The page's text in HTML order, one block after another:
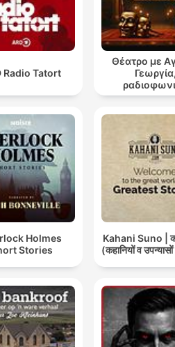
Radio Tatort
Θέατρο με
Γεωργία,
θεατρικά
Holmes
Stories
Kahani Suno |
(कहानियों व